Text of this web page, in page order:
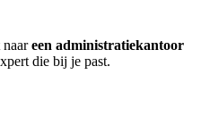
naareen administratiekantoor
die bij je past.